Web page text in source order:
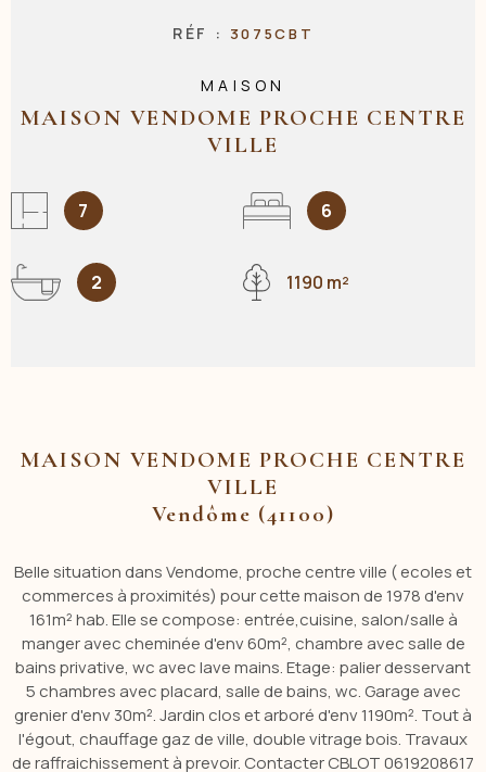
RÉF : 3075CBT
MAISON
MAISON VENDOME PROCHE CENTRE
VILLE
7 6
2 1190 m²
MAISON VENDOME PROCHE CENTRE
VILLE
Vendôme (41100)
Belle situation dans Vendome, proche centre ville ( ecoles et
commerces à proximités) pour cette maison de 1978 d'env
161m² hab. Elle se compose: entrée,cuisine, salon/salle à
manger avec cheminée d'env 60m², chambre avec salle de
bains privative, wc avec lave mains. Etage: palier desservant
5 chambres avec placard, salle de bains, wc. Garage avec
grenier d'env 30m². Jardin clos et arboré d'env 1190m². Tout à
l'égout, chauffage gaz de ville, double vitrage bois. Travaux
de raffraichissement à prevoir. Contacter CBLOT 0619208617